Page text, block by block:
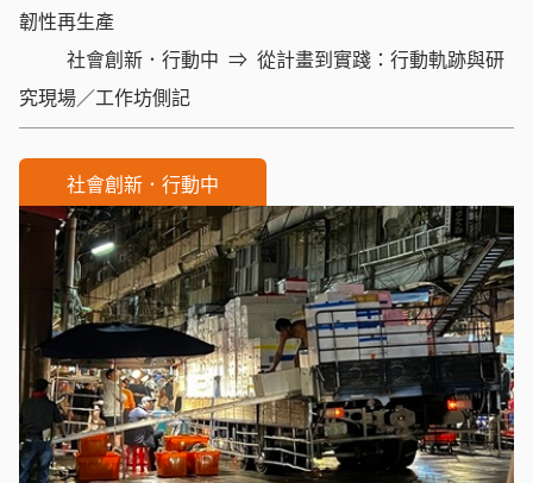
韌性再生產
社會創新．行動中
從計畫到實踐：行動軌跡與研
究現場／工作坊側記
社會創新．行動中